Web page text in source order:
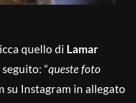
quello di Lamar
“queste foto
su Instagram in allegato